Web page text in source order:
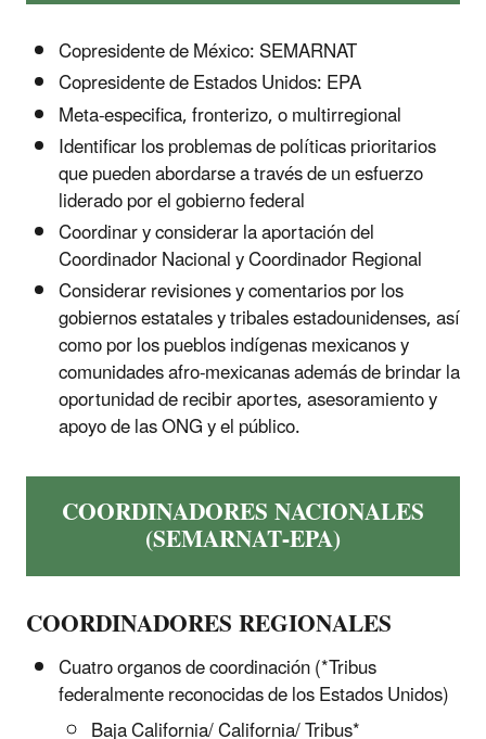
Copresidente de México: SEMARNAT
Copresidente de Estados Unidos: EPA
Meta-especifica, fronterizo, o multirregional
Identificar los problemas de políticas prioritarios
que pueden abordarse a través de un esfuerzo
liderado por el gobierno federal
Coordinar y considerar la aportación del
Coordinador Nacional y Coordinador Regional
Considerar revisiones y comentarios por los
gobiernos estatales y tribales estadounidenses, así
como por los pueblos indígenas mexicanos y
comunidades afro-mexicanas además de brindar la
oportunidad de recibir aportes, asesoramiento y
apoyo de las ONG y el público.
COORDINADORES NACIONALES
(SEMARNAT-EPA)
COORDINADORES REGIONALES
Cuatro organos de coordinación (*Tribus
federalmente reconocidas de los Estados Unidos)